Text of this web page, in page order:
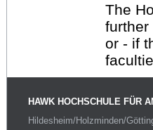
The
further
or - if
HAWK HOCHSCHULE FÜR
Hildesheim/Holzminden/